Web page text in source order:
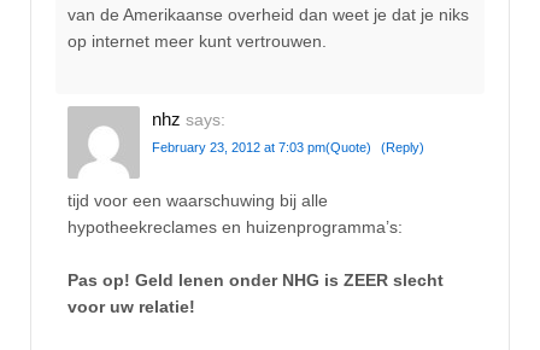
van de Amerikaanse overheid dan weet je dat je niks
op internet meer kunt vertrouwen.
nhz says:
February 23, 2012 at 7:03 pm(Quote) (Reply)
tijd voor een waarschuwing bij alle
hypotheekreclames en huizenprogramma’s:
Pas op! Geld lenen onder NHG is ZEER slecht
voor uw relatie!